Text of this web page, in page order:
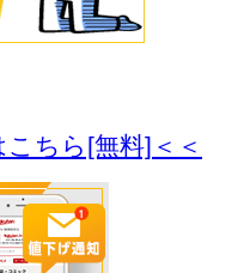
ちら[無料]＜＜